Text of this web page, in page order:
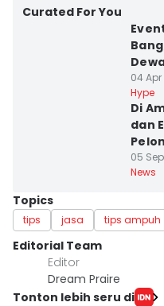
Curated For You
04 Apr
Hype
Di
dan
05 Sep
News
Topics
tips jasa tips ampuh
Editorial Team
Editor
Dream Praire
Tonton lebih seru di